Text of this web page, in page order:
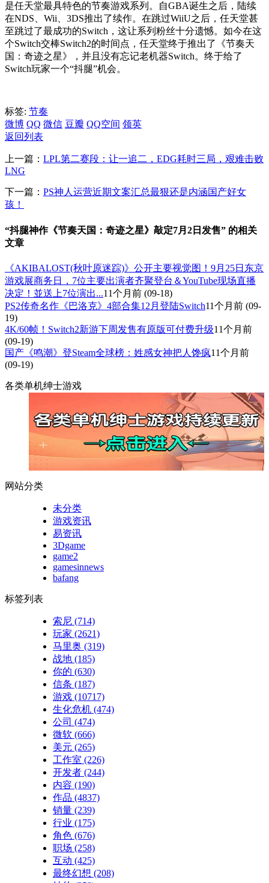
是任天堂最具特色的节奏游戏系列。自GBA诞生之后，陆续
在NDS、Wii、3DS推出了续作。在跳过WiiU之后，任天堂甚
至跳过了最成功的Switch，这让系列粉丝十分遗憾。如今在这
个Switch交棒Switch2的时间点，任天堂终于推出了《节奏天
国：奇迹之星》，并且没有忘记老机器Switch。终于给了
Switch玩家一个“抖腿”机会。
标签: 节奏
微博 QQ 微信 豆瓣 QQ空间 领英
返回列表
上一篇： LPL第二赛段：让一追二，EDG耗时三局，艰难击败
LNG
下一篇： PS神人运营近期文案汇总最狠还是内涵国产好女
孩！
“抖腿神作《节奏天国：奇迹之星》敲定7月2日发售” 的相关
文章
《AKIBALOST(秋叶原迷踪)》公开主要视觉图！9月25日东京
游戏展商务日，7位主要出演者齐聚登台＆YouTube现场直播
决定！並送上7位演出...11个月前 (09-18)
PS2传奇名作《巴洛克》4部合集12月登陆Switch11个月前 (09-
19)
4K/60帧！Switch2新游下周发售有原版可付费升级11个月前
(09-19)
国产《鸣潮》登Steam全球榜：姓感女神把人馋疯11个月前
(09-19)
各类单机绅士游戏
网站分类
未分类
游戏资讯
易资讯
3Dgame
game2
gamesinnews
bafang
标签列表
索尼 (714)
玩家 (2621)
马里奥 (319)
战地 (185)
你的 (630)
信条 (187)
游戏 (10717)
生化危机 (474)
公司 (474)
微软 (666)
美元 (265)
工作室 (226)
开发者 (244)
内容 (190)
作品 (4837)
销量 (239)
行业 (175)
角色 (676)
职场 (258)
互动 (425)
最终幻想 (208)